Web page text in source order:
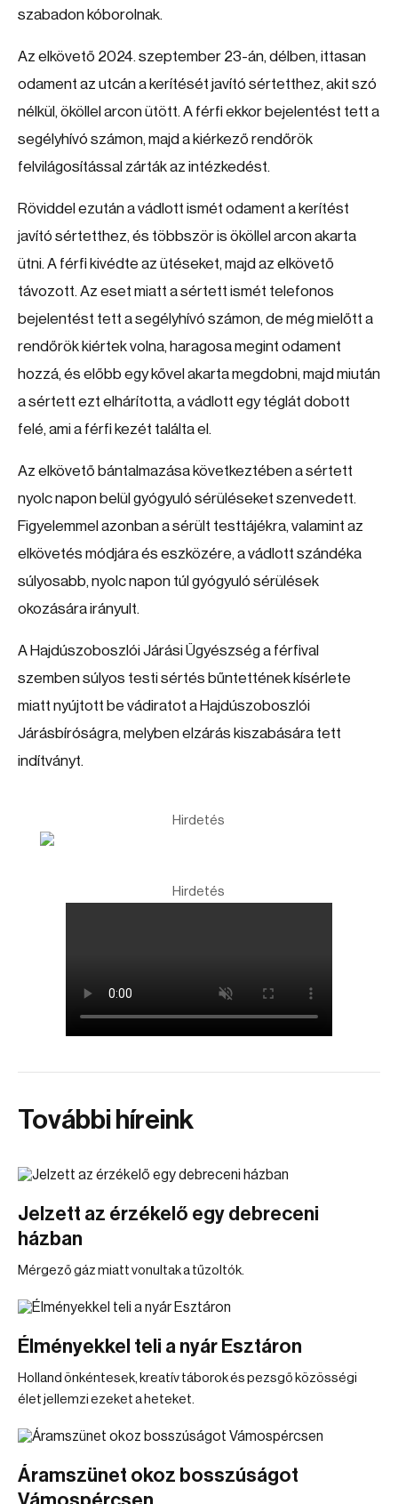
szabadon kóborolnak.
Az elkövető 2024. szeptember 23-án, délben, ittasan
odament az utcán a kerítését javító sértetthez, akit szó
nélkül, ököllel arcon ütött. A férfi ekkor bejelentést tett a
segélyhívó számon, majd a kiérkező rendőrök
felvilágosítással zárták az intézkedést.
Röviddel ezután a vádlott ismét odament a kerítést
javító sértetthez, és többször is ököllel arcon akarta
ütni. A férfi kivédte az ütéseket, majd az elkövető
távozott. Az eset miatt a sértett ismét telefonos
bejelentést tett a segélyhívó számon, de még mielőtt a
rendőrök kiértek volna, haragosa megint odament
hozzá, és előbb egy kővel akarta megdobni, majd miután
a sértett ezt elhárította, a vádlott egy téglát dobott
felé, ami a férfi kezét találta el.
Az elkövető bántalmazása következtében a sértett
nyolc napon belül gyógyuló sérüléseket szenvedett.
Figyelemmel azonban a sérült testtájékra, valamint az
elkövetés módjára és eszközére, a vádlott szándéka
súlyosabb, nyolc napon túl gyógyuló sérülések
okozására irányult.
A Hajdúszoboszlói Járási Ügyészség a férfival
szemben súlyos testi sértés bűntettének kísérlete
miatt nyújtott be vádiratot a Hajdúszoboszlói
Járásbíróságra, melyben elzárás kiszabására tett
indítványt.
Hirdetés
Hirdetés
További híreink
Jelzett az érzékelő egy debreceni
házban
Mérgező gáz miatt vonultak a tűzoltók.
Élményekkel teli a nyár Esztáron
Holland önkéntesek, kreatív táborok és pezsgő közösségi
élet jellemzi ezeket a heteket.
Áramszünet okoz bosszúságot